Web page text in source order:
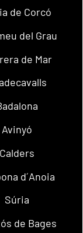
de Corcó
del Grau
de Mar
Avinyó
Calders
d´Anoia
Súria
de Bages